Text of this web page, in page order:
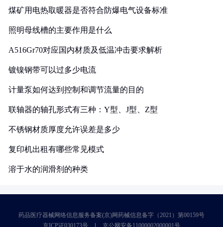
煤矿用电热取暖器是否符合防爆电气设备标准
照明母线槽的主要作用是什么
A516Gr70对应国内材质及低温冲击要求解析
镀镍钢带可以过多少电流
计量泵如何达到控制和调节流量的目的
联轴器的轴孔形式有三种：Y型、J型、Z型
不锈钢材质厚度允许误差是多少
复印机出租有哪些常见模式
溶于水的润滑剂的种类
药品医疗器械网络信息服务备案(京)网药械信息备字（2021）第00159号
京ICP证030173号
京公网安备11000002000001号